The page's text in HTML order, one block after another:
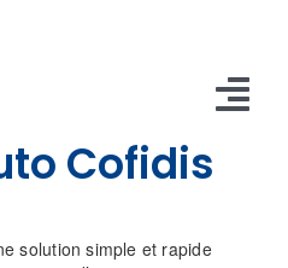
TRAVAUX
Cofidis
solution simple et rapide